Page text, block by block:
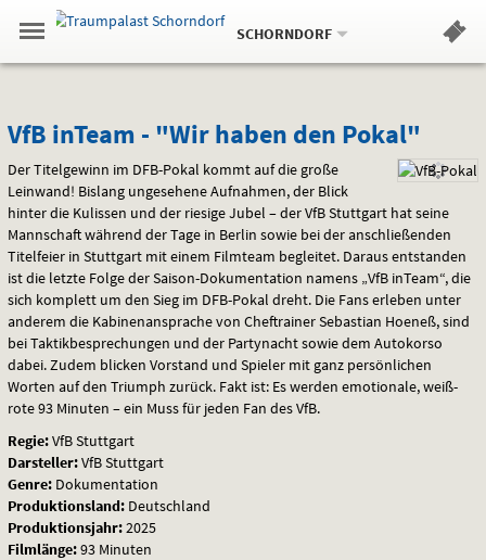
Springe
zum
,zum
.
Navigation
Gehe
zur
Standortauswahl
Standort:
SCHORNDORF.
Hinweis
VfB
inTeam
-
"Wir
haben
den
Pokal"
VfB inTeam - "Wir haben den Pokal"
Der Titelgewinn im DFB-Pokal kommt auf die große
Leinwand! Bislang ungesehene Aufnahmen, der Blick
hinter die Kulissen und der riesige Jubel – der VfB Stuttgart hat seine
Mannschaft während der Tage in Berlin sowie bei der anschließenden
Titelfeier in Stuttgart mit einem Filmteam begleitet. Daraus entstanden
ist die letzte Folge der Saison-Dokumentation namens „VfB inTeam“, die
sich komplett um den Sieg im DFB-Pokal dreht. Die Fans erleben unter
anderem die Kabinenansprache von Cheftrainer Sebastian Hoeneß, sind
bei Taktikbesprechungen und der Partynacht sowie dem Autokorso
dabei. Zudem blicken Vorstand und Spieler mit ganz persönlichen
Worten auf den Triumph zurück. Fakt ist: Es werden emotionale, weiß-
rote 93 Minuten – ein Muss für jeden Fan des VfB.
Regie:VfB Stuttgart
Darsteller:VfB Stuttgart
Genre: Dokumentation
Produktionsland: Deutschland
Produktionsjahr:2025
Filmlänge:93 Minuten